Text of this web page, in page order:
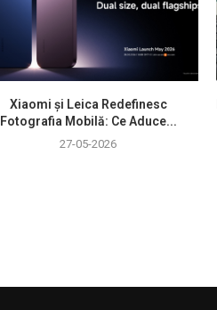
Xiaomi și Leica Redefinesc
Fotografia Mobilă: Ce Aduce...
27-05-2026